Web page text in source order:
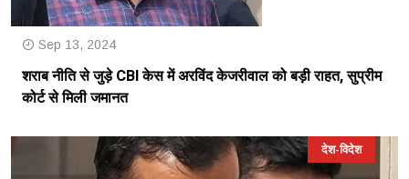
Sep 13, 2024
शराब नीति से जुड़े CBI केस में अरविंद केजरीवाल को बड़ी राहत, सुप्रीम
कोर्ट से मिली जमानत
देश-विदेश